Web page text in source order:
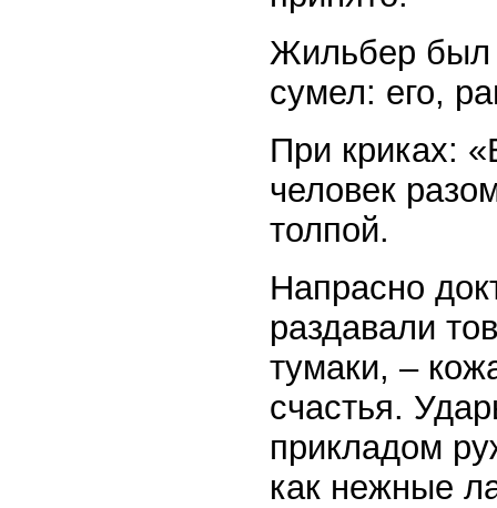
Жильбер был
сумел: его,
При криках:
человек
толпой.
Напрасно
раздавали
тумаки, –
счастья.
прикладом
как нежные